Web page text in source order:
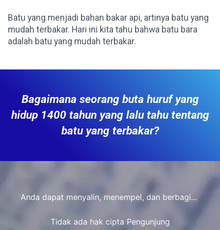
Batu yang menjadi bahan bakar api, artinya batu yang
mudah terbakar. Hari ini kita tahu bahwa batu bara
adalah batu yang mudah terbakar.
Bagaimana seorang buta huruf yang
hidup 1400 tahun yang lalu tahu tentang
batu yang terbakar?
Anda dapat menyalin, menempel, dan berbagi...
Tidak ada hak cipta Pengunjung